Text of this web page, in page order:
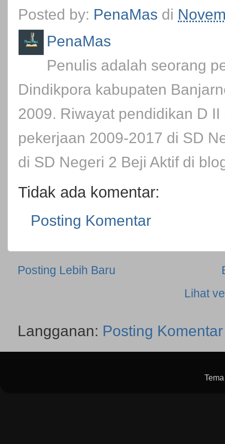
Posted by: PenaMas di
PenaMas
Penulis adalah seorang
Dindikpora kabupaten
2009. Riwayat pendidikan D
pekerjaan 2009-2017 di SD
di SD Negeri 2 Beji Aktif di
Tidak ada komentar:
Posting Komentar
Posting Lebih Baru
Lihat
Langganan: Posting